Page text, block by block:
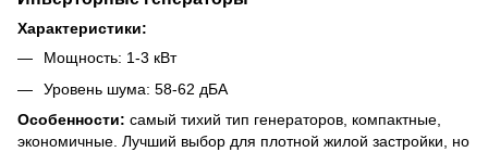
Характеристики:
Мощность: 1-3 кВт
Уровень шума: 58-62 дБА
Особенности: самый тихий тип генераторов, компактные,
экономичные. Лучший выбор для плотной жилой застройки, но